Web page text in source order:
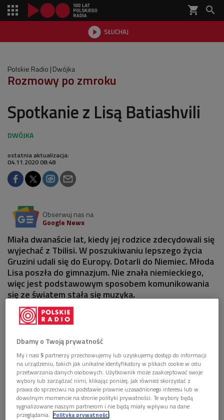
shopping_cart 
 SŁUCHAJ

Polskie Radio Dwójka
Rozmowy po zmroku
Spotkanie z Lisą Batiashvili
ostatnia aktualizacja:
04.11.2020 08:48
Obserwuj nas na
Google News
Miała dwanaście lat, kiedy jej rodzice zdecydowali się
wyjechać z Tbilisi. W poszukiwaniu lepszego życia
Gruzini udali się do Europy. Dotarli do Niemiec. Młoda
Lisa poszła do gimnazjum. Nie znała niemieckiego,
więc jest podstawowym sposobem komunikowania
się ze światem stała się muzyka.
Dbamy o Twoją prywatność
My i nasi5 partnerzy przechowujemy lub uzyskujemy dostęp do informacji
na urządzeniu, takich jak unikalne identyfikatory w plikach cookie w celu
przetwarzania danych osobowych. Użytkownik może zaakceptować swoje
wybory lub zarządzać nimi, klikając poniżej, jak również skorzystać z
prawa do sprzeciwu na podstawie prawnie uzasadnionego interesu lub w
dowolnym momencie na stronie polityki prywatności. Te wybory będą
sygnalizowane naszym partnerom i nie będą miały wpływu na dane
przeglądania. Polityka prywatności